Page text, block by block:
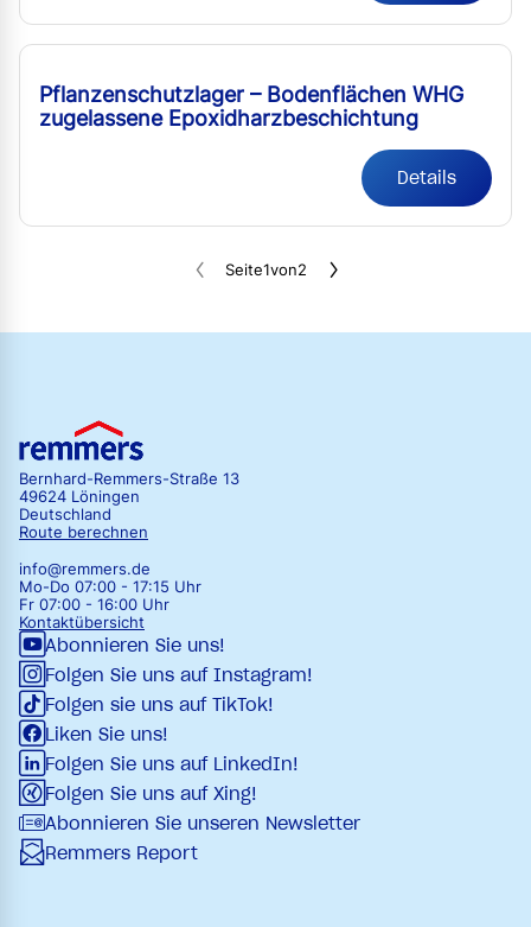
Pflanzenschutzlager – Bodenflächen WHG
zugelassene Epoxidharzbeschichtung
Details
Seite1von2
Bernhard-Remmers-Straße 13
49624 Löningen
Deutschland
Route berechnen
info@remmers.de
Mo-Do 07:00 - 17:15 Uhr
Fr 07:00 - 16:00 Uhr
Kontaktübersicht
Abonnieren Sie uns!
Folgen Sie uns auf Instagram!
Folgen sie uns auf TikTok!
Liken Sie uns!
Folgen Sie uns auf LinkedIn!
Folgen Sie uns auf Xing!
Abonnieren Sie unseren Newsletter
Remmers Report